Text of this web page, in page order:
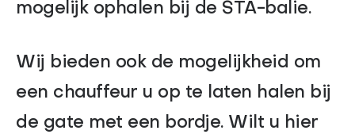
mogelijk ophalen bij de STA-balie.
Wij bieden ook de mogelijkheid om
een chauffeur u op te laten halen bij
de gate met een bordje. Wilt u hier